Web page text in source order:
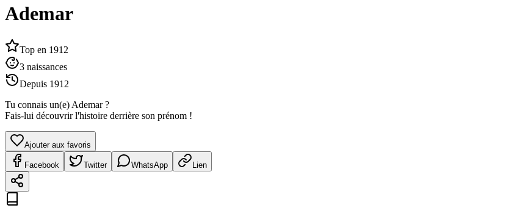
Ademar
Top en 1912
3 naissances
Depuis 1912
Tu connais un(e) Ademar?
Fais-lui découvrir l'histoire derrière son prénom !
Ajouter aux favoris
Facebook Twitter WhatsApp Lien